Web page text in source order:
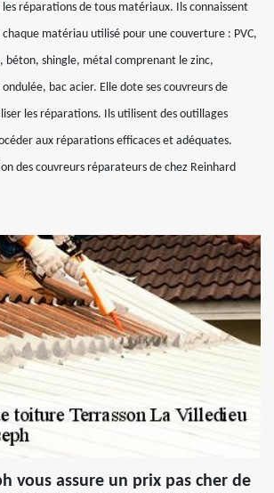
réparations de tous matériaux. Ils connaissent
matériau utilisé pour une couverture : PVC,
béton, shingle, métal comprenant le zinc,
bac acier. Elle dote ses couvreurs de
les réparations. Ils utilisent des outillages
aux réparations efficaces et adéquates.
des couvreurs réparateurs de chez Reinhard
vous assure un prix pas cher de